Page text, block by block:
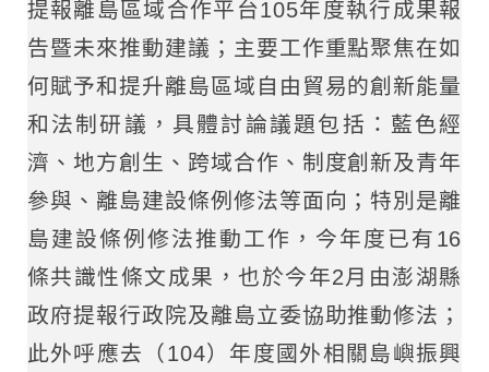
提報離島區域合作平台105年度執行成果報
告暨未來推動建議；主要工作重點聚焦在如
何賦予和提升離島區域自由貿易的創新能量
和法制研議，具體討論議題包括：藍色經
濟、地方創生、跨域合作、制度創新及青年
參與、離島建設條例修法等面向；特別是離
島建設條例修法推動工作，今年度已有16
條共識性條文成果，也於今年2月由澎湖縣
政府提報行政院及離島立委協助推動修法；
此外呼應去（104）年度國外相關島嶼振興